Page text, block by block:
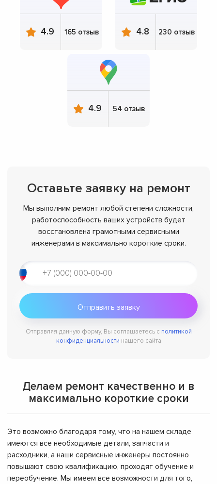
4.9 165 отзыв 4.8 230 отзыв
4.9 54 отзыв
Оставьте заявку на ремонт
Мы выполним ремонт любой степени сложности,
работоспособность ваших устройств будет
восстановлена грамотными сервисными
инженерами в максимально короткие сроки.
Отправляя данную форму, Вы соглашаетесь с политикой
конфиденциальности нашего сайта
Делаем ремонт качественно и в
максимально короткие сроки
Это возможно благодаря тому, что на нашем складе
имеются все необходимые детали, запчасти и
расходники, а наши сервисные инженеры постоянно
повышают свою квалификацию, проходят обучение и
переобучение. Мы имеем все возможности для того,